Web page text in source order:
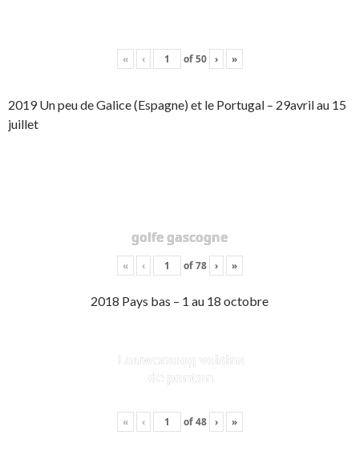
« ‹ of50 › »
2019 Un peu de Galice (Espagne) et le Portugal – 29avril au 15
juillet
golfe gascogne
« ‹ of78 › »
2018 Pays bas – 1 au 18 octobre
Lauwersoog voisins
de ponton
« ‹ of48 › »